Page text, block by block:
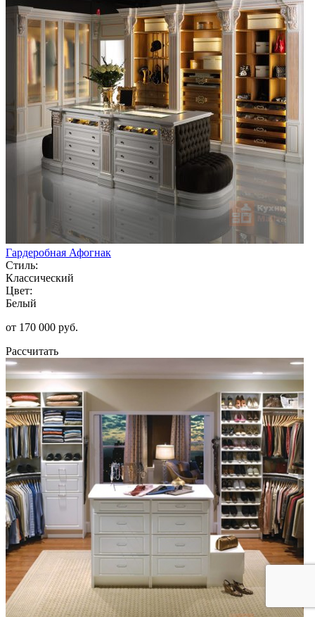
Гардеробная Афогнак
Стиль:
Классический
Цвет:
Белый
от 170 000 руб.
Рассчитать